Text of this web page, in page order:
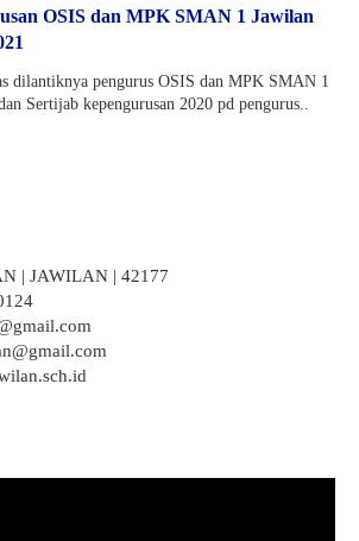
OSIS dan MPK SMAN 1 Jawilan
dilantiknya pengurus OSIS dan MPK SMAN 1
Sertijab kepengurusan 2020 pd pengurus..
| JAWILAN | 42177